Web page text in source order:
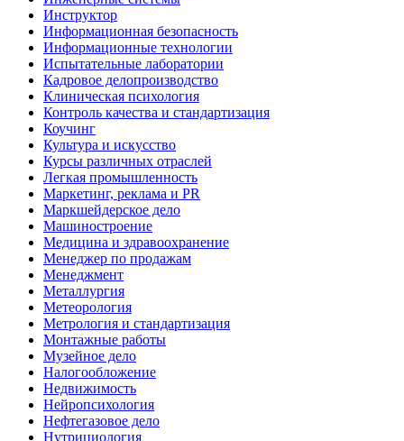
Инструктор
Информационная безопасность
Информационные технологии
Испытательные лаборатории
Кадровое делопроизводство
Клиническая психология
Контроль качества и стандартизация
Коучинг
Культура и искусство
Курсы различных отраслей
Легкая промышленность
Маркетинг, реклама и PR
Маркшейдерское дело
Машиностроение
Медицина и здравоохранение
Менеджер по продажам
Менеджмент
Металлургия
Метеорология
Метрология и стандартизация
Монтажные работы
Музейное дело
Налогообложение
Недвижимость
Нейропсихология
Нефтегазовое дело
Нутрициология